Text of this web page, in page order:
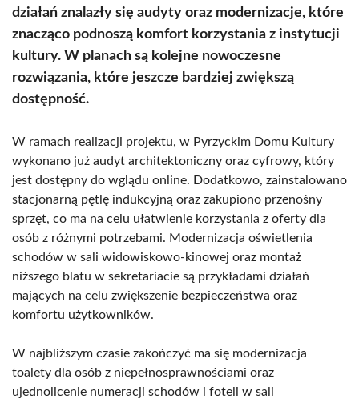
działań znalazły się audyty oraz modernizacje, które
znacząco podnoszą komfort korzystania z instytucji
kultury. W planach są kolejne nowoczesne
rozwiązania, które jeszcze bardziej zwiększą
dostępność.
W ramach realizacji projektu, w Pyrzyckim Domu Kultury
wykonano już audyt architektoniczny oraz cyfrowy, który
jest dostępny do wglądu online. Dodatkowo, zainstalowano
stacjonarną pętlę indukcyjną oraz zakupiono przenośny
sprzęt, co ma na celu ułatwienie korzystania z oferty dla
osób z różnymi potrzebami. Modernizacja oświetlenia
schodów w sali widowiskowo-kinowej oraz montaż
niższego blatu w sekretariacie są przykładami działań
mających na celu zwiększenie bezpieczeństwa oraz
komfortu użytkowników.
W najbliższym czasie zakończyć ma się modernizacja
toalety dla osób z niepełnosprawnościami oraz
ujednolicenie numeracji schodów i foteli w sali